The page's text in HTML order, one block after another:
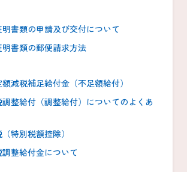
書類の申請及び交付について
書類の郵便請求方法
減税補足給付金（不足額給付）
調整給付（調整給付）についてのよくあ
特別税額控除）
整給付金について